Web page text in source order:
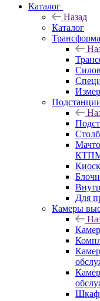
Каталог
Назад
Каталог
Для
Камеры